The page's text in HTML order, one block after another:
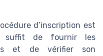
d’inscription est
suffit de fournir les
et de vérifier son